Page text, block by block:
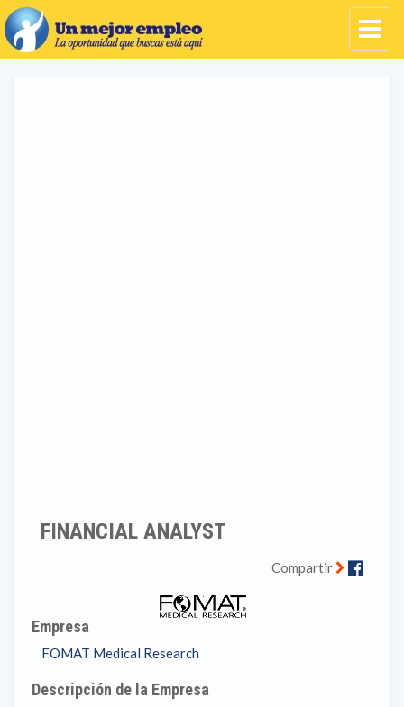
FINANCIAL ANALYST
Compartir
Empresa
FOMAT Medical Research
Descripción de la Empresa